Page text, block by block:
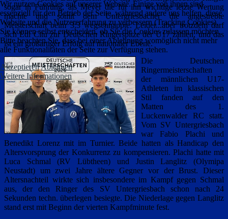
sogar in Führung, als Meyer die für ihn wichtige letzte Wertung
machte und somit dem Untergriesbacher die angestrebte
Meisterschaft beim 3:3 wegschnappte. Leider...aber trotzdem darf
sich Edi Citu zur Deutschen Ringerspitze der U17 zählen, und das
ist ein großartiger Erfolg auf nationaler Ebene.
Die Deutschen
Ringermeisterschaften
der männlichen U17-
Athleten im klassischen
Stil fanden auf den
Matten des 1.
Luckenwalder RC statt.
Vom SV Untergriesbach
war Fabio Plachi und
Benedikt Lorenz mit im Turnier. Beide hatten als Handicap den
Altersvorsprung der Konkurrenz zu kompensieren. Plachi hatte mit
Luca Schmal (RV Lübtheen) und Justin Langlitz (Olymipa
Neustadt) um zwei Jahre ältere Gegner vor der Brust. Dieser
Altersnachteil wirkte sich insbesondere im Kampf gegen Schmal
aus, der den Ringer des SV Untergriesbach schon nach 24
Sekunden techn. überlegen besiegte. Die Niederlage gegen Langlitz
stand erst mit Beginn der vierten Kampfminute fest.
Wir nutzen Cookies auf unserer Website. Einige von ihnen sind
essenziell für den Betrieb der Seite, während andere uns helfen, diese
Website und die Nutzererfahrung zu verbessern (Tracking Cookies).
Sie können selbst entscheiden, ob Sie die Cookies zulassen möchten.
Bitte beachten Sie, dass bei einer Ablehnung womöglich nicht mehr
alle Funktionalitäten der Seite zur Verfügung stehen.
AkzeptierenAblehnen
Weitere Informationen